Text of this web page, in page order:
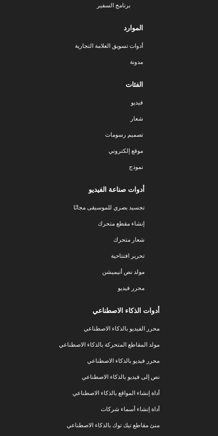
برنامج السفير
الموارد
أدوات تسويق العلامة التجارية
مدونة
الفئات
فيديو
شعار
تصميم رسومات
موقع إلكتروني
نموذج
أدوات صناعة الفيديو
تجسيد بصري للموسيقى مجانًا
إنشاء مقطع متحرك
شعار متحرك
تحرير افتتاحية
مولد نص أنيميشن
محرر فيديو
أدوات الذكاء الاصطناعي
محرر الفيديو بالذكاء الاصطناعي
مولد المقاطع المتحركة بالذكاء الاصطناعي
محرر فيديو بالذكاء الاصطناعي
نص إلى فيديو بالذكاء الاصطناعي
أداة إنشاء المواقع بالذكاء الاصطناعي
أداة إنشاء أسماء شركات
منئ مقاطع تيك توك بالذكاء الاصطناعي